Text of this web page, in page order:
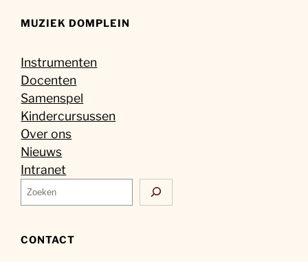
MUZIEK DOMPLEIN
Instrumenten
Docenten
Samenspel
Kindercursussen
Over ons
Nieuws
Intranet
Z
o
k
CONTACT